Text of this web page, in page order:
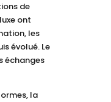
de
ont
les
évolué. Le
échanges
la